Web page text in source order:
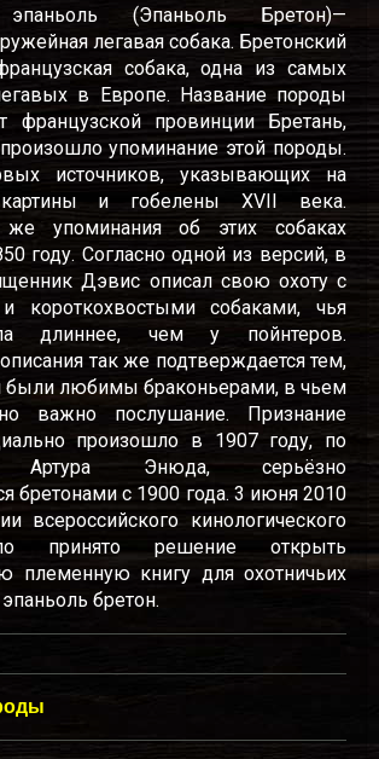
эпаньоль (Эпаньоль Бретон)—
легавая собака. Бретонский
собака, одна из самых
в Европе. Название породы
французской провинции Бретань,
упоминание этой породы.
источников, указывающих на
и гобелены XVII века.
упоминания об этих собаках
году. Согласно одной из версий, в
Дэвис описал свою охоту с
короткохвостыми собаками, чья
длиннее, чем у пойнтеров.
так же подтверждается тем,
были любимы браконьерами, в чьем
важно послушание. Признание
произошло в 1907 году, по
Артура Энюда, серьёзно
бретонами с 1900 года. 3 июня 2010
всероссийского кинологического
принято решение открыть
племенную книгу для охотничьих
бретон.